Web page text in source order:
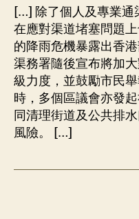
[…] 除了個人及專業通
在應對渠道堵塞問題
的降雨危機暴露出香
渠務署隨後宣布將加
級力度，並鼓勵市民
時，多個區議會亦發
同清理街道及公共排
風險。 […]